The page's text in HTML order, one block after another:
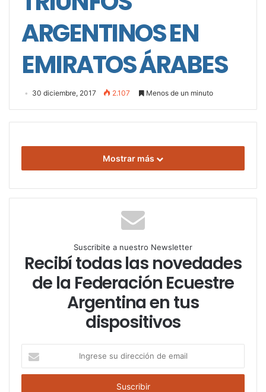
ARGENTINOS EN
EMIRATOS ÁRABES
30 diciembre, 2017 2.107 Menos de un minuto
Mostrar más
Suscribite a nuestro Newsletter
Recibí todas las novedades
de la Federación Ecuestre
Argentina en tus
dispositivos
g